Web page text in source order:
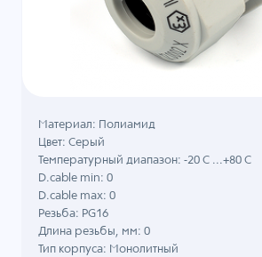
Материал: Полиамид
Цвет: Серый
Температурный диапазон: -20 C ...+80 C
D.cable min: 0
D.cable max: 0
Резьба: PG16
Длина резьбы, мм: 0
Тип корпуса: Монолитный